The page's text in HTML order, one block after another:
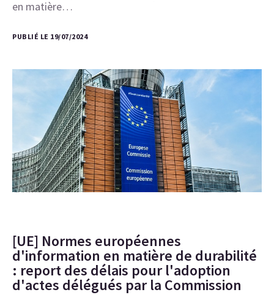
en matière…
PUBLIÉ LE 19/07/2024
[UE] Normes européennes
d'information en matière de durabilité
: report des délais pour l'adoption
d'actes délégués par la Commission